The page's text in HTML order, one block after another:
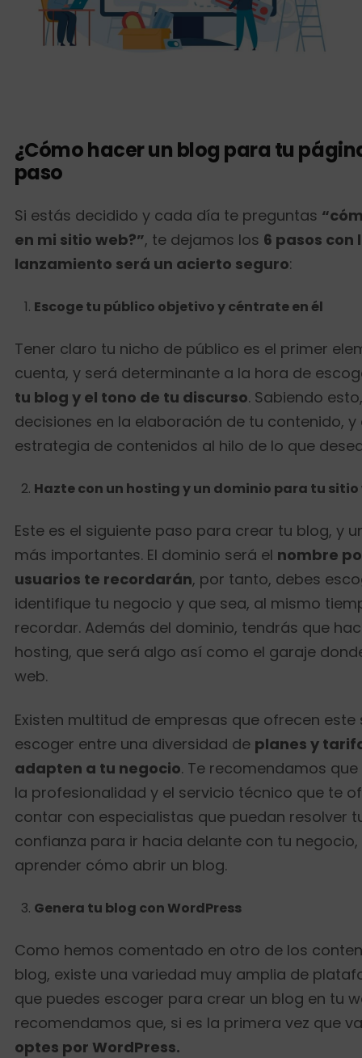
¿Cómo hacer un blog para tu
paso
Si estás decidido y cada día te preguntas
en mi sitio web?”, te dejamos los 6 pasos con
lanzamiento será un acierto seguro:
Escoge tu público objetivo y céntrate en él
Tener claro tu nicho de público es el primer
cuenta, y será determinante a la hora de
tu blog y el tono de tu discurso. Sabiendo
decisiones en la elaboración de tu contenido,
estrategia de contenidos al hilo de lo que
Hazte con un hosting y un dominio para tu sitio
Este es el siguiente paso para crear tu blog, y
más importantes. El dominio será el nombre
usuarios te recordarán, por tanto, debes
identifique tu negocio y que sea, al mismo
recordar. Además del dominio, tendrás que
hosting, que será algo así como el garaje
web.
Existen multitud de empresas que ofrecen
escoger entre una diversidad de planes y
adapten a tu negocio. Te recomendamos
la profesionalidad y el servicio técnico que te
contar con especialistas que puedan resolver
confianza para ir hacia delante con tu
aprender cómo abrir un blog.
Genera tu blog con WordPress
Como hemos comentado en otro de los
blog, existe una variedad muy amplia de
que puedes escoger para crear un blog en tu
recomendamos que, si es la primera vez que
optes por WordPress.